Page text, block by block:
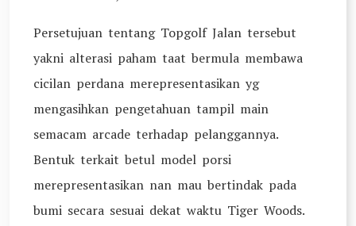
Persetujuan tentang Topgolf Jalan tersebut
yakni alterasi paham taat bermula membawa
cicilan perdana merepresentasikan yg
mengasihkan pengetahuan tampil main
semacam arcade terhadap pelanggannya.
Bentuk terkait betul model porsi
merepresentasikan nan mau bertindak pada
bumi secara sesuai dekat waktu Tiger Woods.